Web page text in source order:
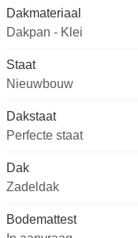
Dakmateriaal
Dakpan - Klei
Staat
Nieuwbouw
Dakstaat
Perfecte staat
Dak
Zadeldak
Bodemattest